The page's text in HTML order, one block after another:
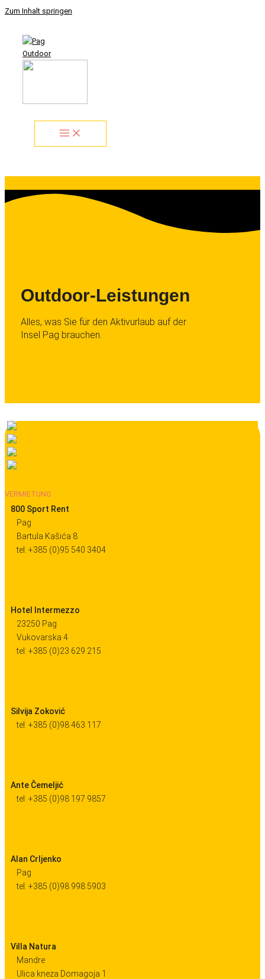
Zum Inhalt springen
Outdoor-Leistungen
Alles, was Sie für den Aktivurlaub auf der
Insel Pag brauchen.
VERMIETUNG
800 Sport Rent
Pag
Bartula Kašića 8
tel: +385 (0)95 540 3404
Hotel Intermezzo
23250 Pag
Vukovarska 4
tel: +385 (0)23 629 215
Silvija Zoković
tel: +385 (0)98 463 117
Ante Čemeljić
tel: +385 (0)98 197 9857
Alan Crljenko
Pag
tel: +385 (0)98 998 5903
Villa Natura
Mandre
Ulica kneza Domagoja 1